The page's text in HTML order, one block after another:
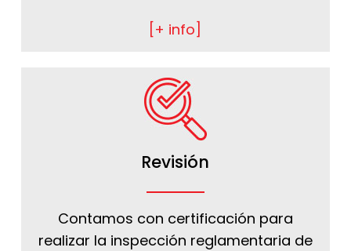
[+ info]
Revisión
Contamos con certificación para
realizar la inspección reglamentaria de